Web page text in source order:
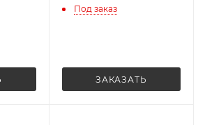
Под заказ
ЗАКАЗАТЬ